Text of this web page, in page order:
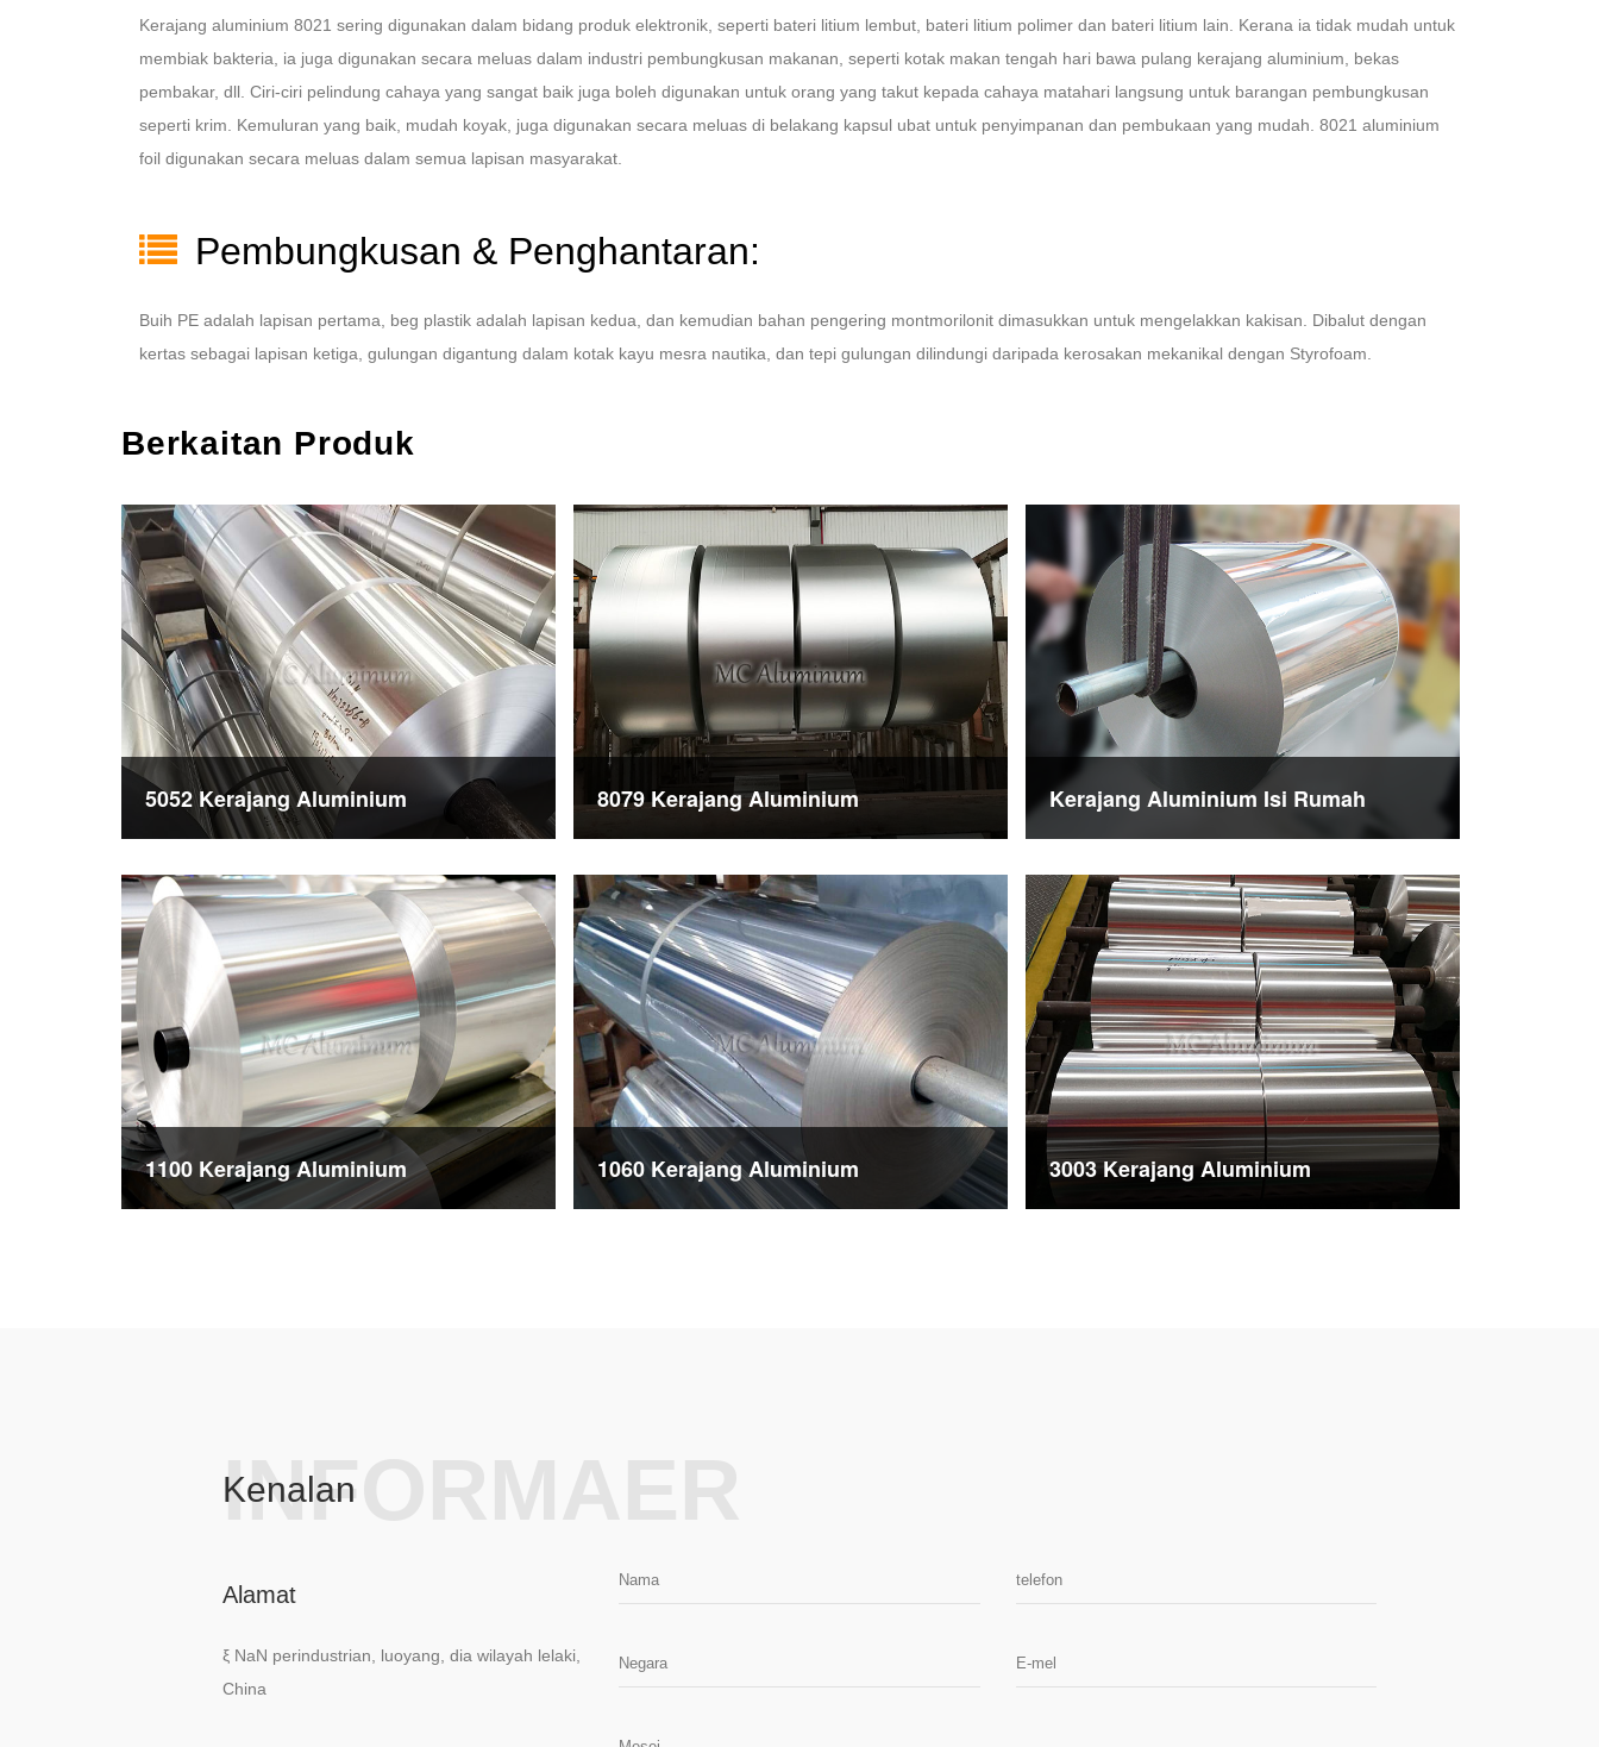
Kerajang aluminium 8021 sering digunakan dalam bidang produk elektronik, seperti bateri litium lembut, bateri litium polimer dan bateri litium lain. Kerana ia tidak mudah untuk
membiak bakteria, ia juga digunakan secara meluas dalam industri pembungkusan makanan, seperti kotak makan tengah hari bawa pulang kerajang aluminium, bekas
pembakar, dll. Ciri-ciri pelindung cahaya yang sangat baik juga boleh digunakan untuk orang yang takut kepada cahaya matahari langsung untuk barangan pembungkusan
seperti krim. Kemuluran yang baik, mudah koyak, juga digunakan secara meluas di belakang kapsul ubat untuk penyimpanan dan pembukaan yang mudah. 8021 aluminium
foil digunakan secara meluas dalam semua lapisan masyarakat.
Pembungkusan & Penghantaran:
Buih PE adalah lapisan pertama, beg plastik adalah lapisan kedua, dan kemudian bahan pengering montmorilonit dimasukkan untuk mengelakkan kakisan. Dibalut dengan
kertas sebagai lapisan ketiga, gulungan digantung dalam kotak kayu mesra nautika, dan tepi gulungan dilindungi daripada kerosakan mekanikal dengan Styrofoam.
Berkaitan Produk
5052 Kerajang Aluminium 8079 Kerajang Aluminium Kerajang Aluminium Isi Rumah
1100 Kerajang Aluminium 1060 Kerajang Aluminium 3003 Kerajang Aluminium
INFORMAER
Kenalan
Alamat
ξ NaN perindustrian, luoyang, dia wilayah lelaki,
China